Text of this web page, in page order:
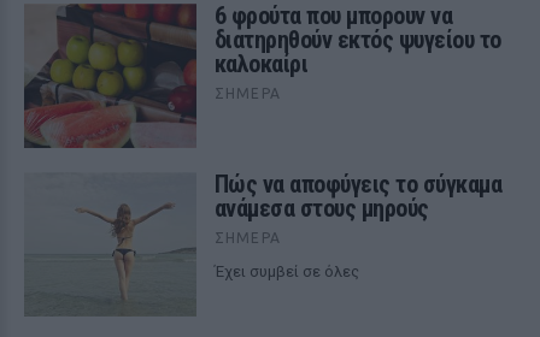
6 φρούτα που μπορουν να
διατηρηθούν εκτός ψυγείου το
καλοκαίρι
ΣΉΜΕΡΑ
Πώς να αποφύγεις το σύγκαμα
ανάμεσα στους μηρούς
ΣΉΜΕΡΑ
Έχει συμβεί σε όλες